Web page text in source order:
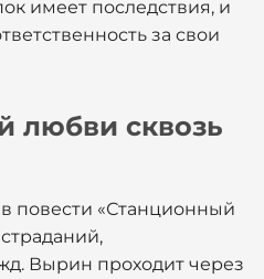
имеет последствия, и
за свои
любви сквозь
повести «Станционный
Вырин проходит через